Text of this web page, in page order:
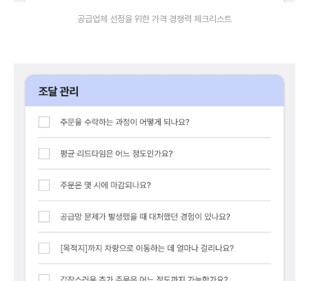
공급업체 선정을 위한 가격 경쟁력 체크리스트